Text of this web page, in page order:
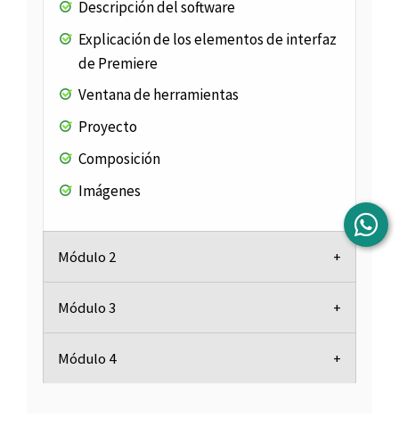
Descripción del software
Explicación de los elementos de interfaz
de Premiere
Ventana de herramientas
Proyecto
Composición
Imágenes
Módulo 2
Módulo 3
Módulo 4